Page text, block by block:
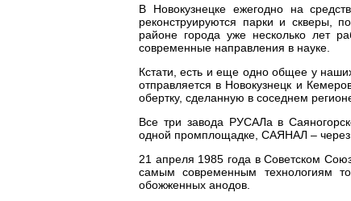
В Новокузнецке ежегодно на
реконструируются парки и скверы,
районе города уже несколько лет
современные направления в науке.
Кстати, есть и еще одно общее у
отправляется в Новокузнецк и
обертку, сделанную в соседнем
Все три завода РУСАЛа в
одной промплощадке, САЯНАЛ – через
21 апреля 1985 года в Советском
самым современным технологиям
обожженных анодов.